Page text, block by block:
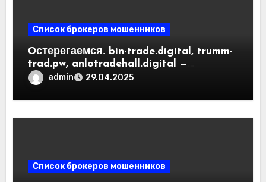
Список брокеров мошенников
Остерегаемся. bin-trade.digital, trumm-
trad.pw, anlotradehall.digital —
разоблачение фальшивых
Отзывы пользователей
admin 29.04.2025
Список брокеров мошенников